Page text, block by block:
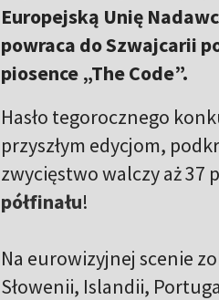
Europejską Unię
powraca do Szwajcarii
piosence „The Code”.
Hasło tegorocznego
przyszłym edycjom,
zwycięstwo walczy aż 37
półfinału!
Na eurowizyjnej scenie
Słowenii, Islandii,